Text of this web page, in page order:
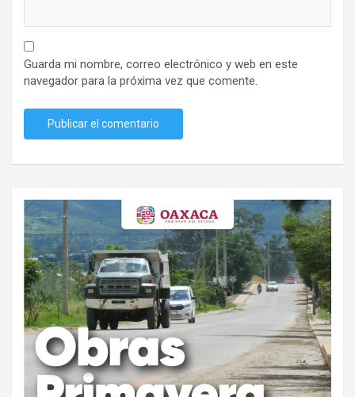
Guarda mi nombre, correo electrónico y web en este
navegador para la próxima vez que comente.